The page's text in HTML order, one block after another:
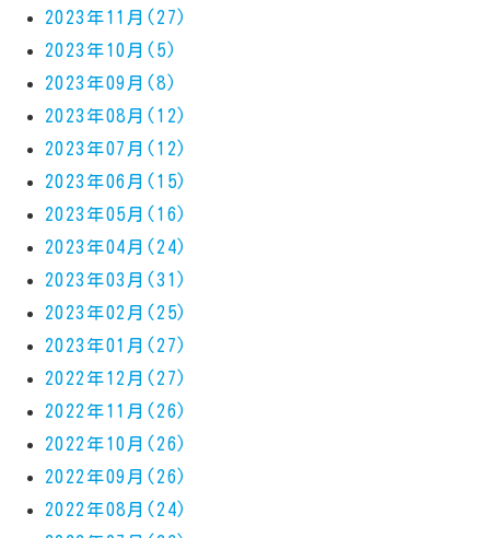
2023年11月(27)
2023年10月(5)
2023年09月(8)
2023年08月(12)
2023年07月(12)
2023年06月(15)
2023年05月(16)
2023年04月(24)
2023年03月(31)
2023年02月(25)
2023年01月(27)
2022年12月(27)
2022年11月(26)
2022年10月(26)
2022年09月(26)
2022年08月(24)